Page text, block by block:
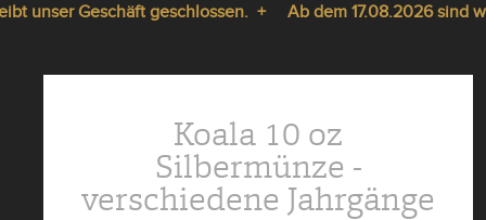
Geschäft geschlossen. + Ab dem 17.08.2026 sind wir
Koala 10 oz
Silbermünze -
verschiedene Jahrgänge